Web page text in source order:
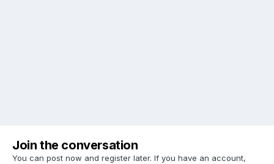
Join the conversation
You can post now and register later. If you have an account,